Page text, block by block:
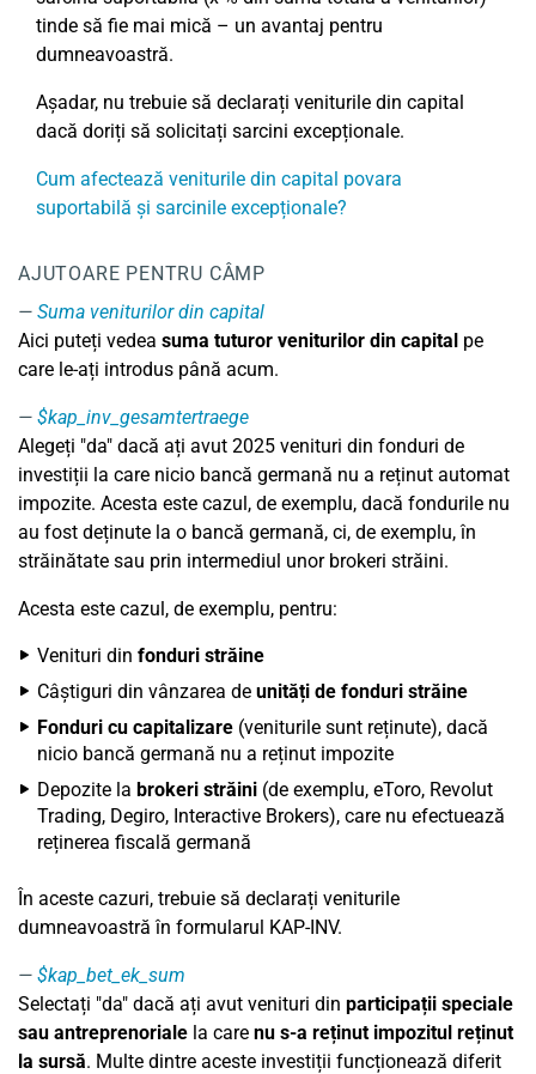
tinde să fie mai mică – un avantaj pentru
dumneavoastră.
Așadar, nu trebuie să declarați veniturile din capital
dacă doriți să solicitați sarcini excepționale.
Cum afectează veniturile din capital povara
suportabilă și sarcinile excepționale?
AJUTOARE PENTRU CÂMP
Suma veniturilor din capital
Aici puteți vedea suma tuturor veniturilor din capital pe
care le-ați introdus până acum.
$kap_inv_gesamtertraege
Alegeți "da" dacă ați avut 2025 venituri din fonduri de
investiții la care nicio bancă germană nu a reținut automat
impozite. Acesta este cazul, de exemplu, dacă fondurile nu
au fost deținute la o bancă germană, ci, de exemplu, în
străinătate sau prin intermediul unor brokeri străini.
Acesta este cazul, de exemplu, pentru:
Venituri din fonduri străine
Câștiguri din vânzarea de unități de fonduri străine
Fonduri cu capitalizare (veniturile sunt reținute), dacă
nicio bancă germană nu a reținut impozite
Depozite la brokeri străini (de exemplu, eToro, Revolut
Trading, Degiro, Interactive Brokers), care nu efectuează
reținerea fiscală germană
În aceste cazuri, trebuie să declarați veniturile
dumneavoastră în formularul KAP-INV.
$kap_bet_ek_sum
Selectați "da" dacă ați avut venituri din participații speciale
sau antreprenoriale la care nu s-a reținut impozitul reținut
la sursă. Multe dintre aceste investiții funcționează diferit